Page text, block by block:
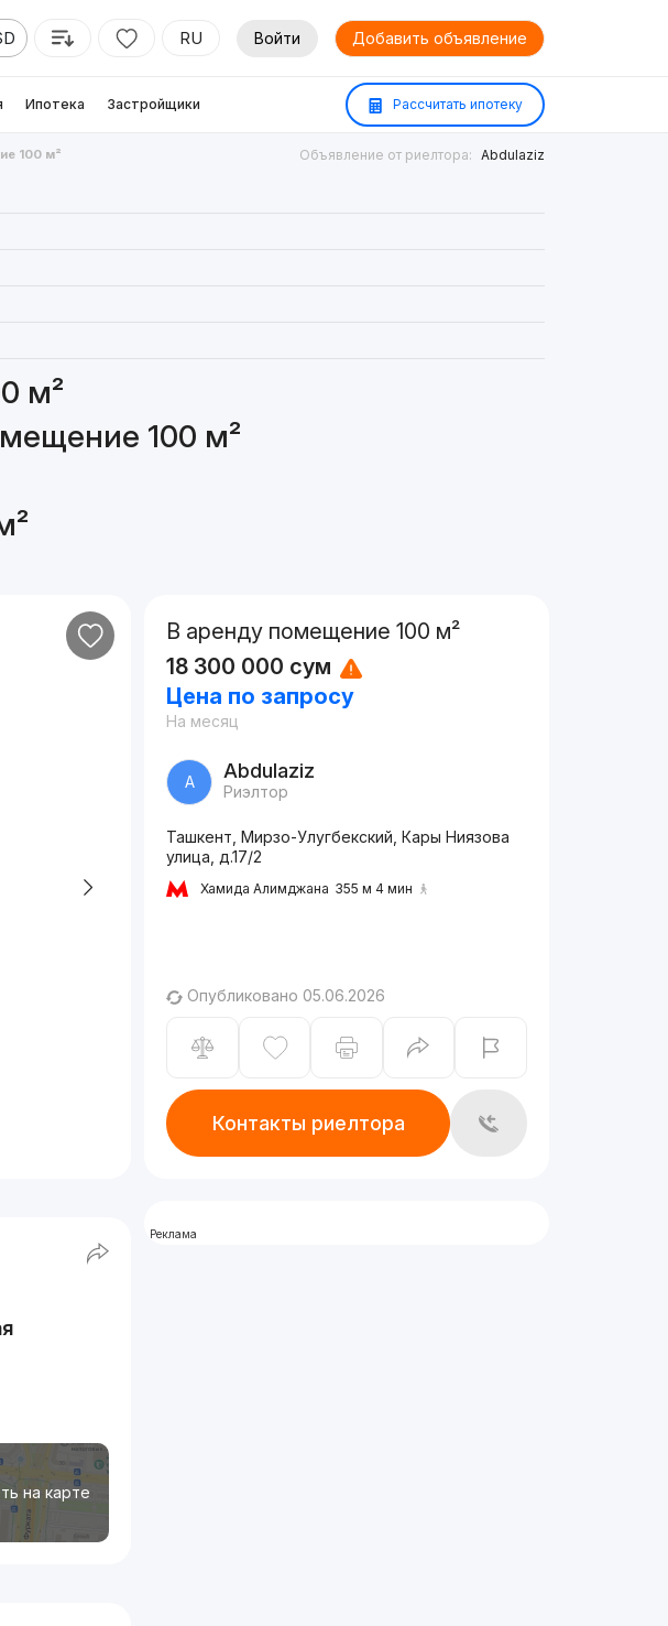
RU Войти Добавить объявление
Ипотека Застройщики Рассчитать ипотеку
100 м² Объявление от риелтора: Abdulaziz
м²
100 м²
на карте
В аренду помещение 100 м²
18 300 000 сум
Цена по запросу
На месяц
A Abdulaziz
Риэлтор
Ташкент, Мирзо-Улугбекский, Кары Ниязова
улица, д.17/2
Хамида Алимджана 355 м 4 мин
Опубликовано 05.06.2026
Контакты риелтора
Реклама